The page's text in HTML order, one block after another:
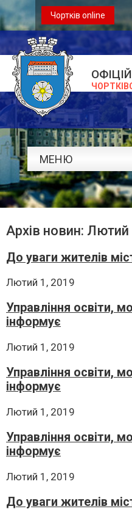
Чортків online
МЕНЮ
Архів новин:
До уваги жителів
Лютий 1, 2019
Управління освіти,
інформує
Лютий 1, 2019
Управління освіти,
інформує
Лютий 1, 2019
Управління освіти,
інформує
Лютий 1, 2019
До уваги жителів